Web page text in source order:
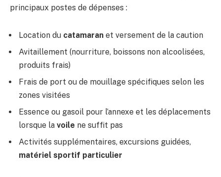
principaux postes de dépenses :
Location du catamaran et versement de la caution
Avitaillement (nourriture, boissons non alcoolisées,
produits frais)
Frais de port ou de mouillage spécifiques selon les
zones visitées
Essence ou gasoil pour l’annexe et les déplacements
lorsque la voile ne suffit pas
Activités supplémentaires, excursions guidées,
matériel sportif particulier